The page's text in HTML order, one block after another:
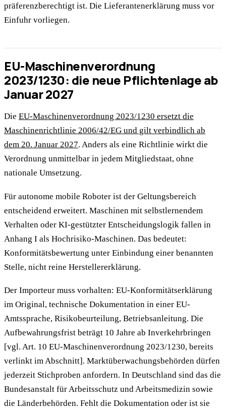
präferenzberechtigt ist. Die Lieferantenerklärung muss vor
Einfuhr vorliegen.
EU-Maschinenverordnung
2023/1230: die neue Pflichtenlage ab
Januar 2027
Die EU-Maschinenverordnung 2023/1230 ersetzt die
Maschinenrichtlinie 2006/42/EG und gilt verbindlich ab
dem 20. Januar 2027. Anders als eine Richtlinie wirkt die
Verordnung unmittelbar in jedem Mitgliedstaat, ohne
nationale Umsetzung.
Für autonome mobile Roboter ist der Geltungsbereich
entscheidend erweitert. Maschinen mit selbstlernendem
Verhalten oder KI-gestützter Entscheidungslogik fallen in
Anhang I als Hochrisiko-Maschinen. Das bedeutet:
Konformitätsbewertung unter Einbindung einer benannten
Stelle, nicht reine Herstellererklärung.
Der Importeur muss vorhalten: EU-Konformitätserklärung
im Original, technische Dokumentation in einer EU-
Amtssprache, Risikobeurteilung, Betriebsanleitung. Die
Aufbewahrungsfrist beträgt 10 Jahre ab Inverkehrbringen
[vgl. Art. 10 EU-Maschinenverordnung 2023/1230, bereits
verlinkt im Abschnitt]. Marktüberwachungsbehörden dürfen
jederzeit Stichproben anfordern. In Deutschland sind das die
Bundesanstalt für Arbeitsschutz und Arbeitsmedizin sowie
die Länderbehörden. Fehlt die Dokumentation oder ist sie